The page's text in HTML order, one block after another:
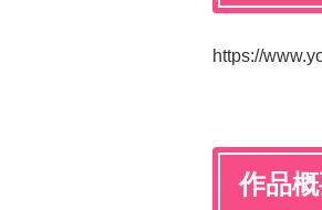
https://
作品